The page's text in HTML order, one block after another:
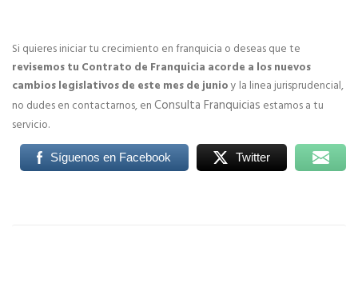
Si quieres iniciar tu crecimiento en franquicia o deseas que te
revisemos tu Contrato de Franquicia acorde a los nuevos
cambios legislativos de este mes de junioy la linea jurisprudencial,
no dudes en contactarnos, enConsulta Franquicias estamos a tu
servicio.
Síguenos en Facebook Twitter